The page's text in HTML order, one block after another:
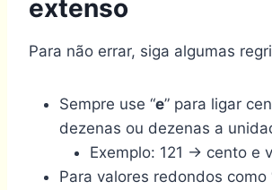
extenso
Para não errar, siga algumas
Sempre use “e” para ligar
dezenas ou dezenas a
Exemplo: 121 → cento e
Para valores redondos como